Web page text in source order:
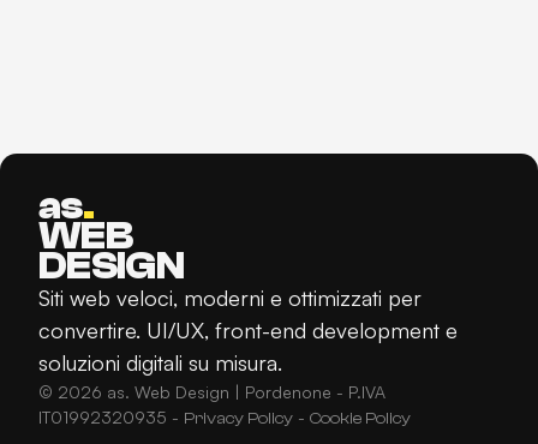
as.
WEB
DESIGN
Siti web veloci, moderni e ottimizzati per
convertire. UI/UX, front-end development e
soluzioni digitali su misura.
© 2026 as. Web Design | Pordenone - P.IVA
IT01992320935 - Privacy Policy - Cookie Policy